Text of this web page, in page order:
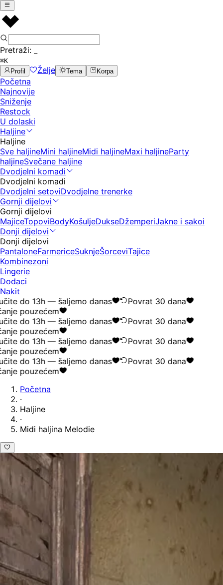
Pretraži:
⌘K
Profil
Želje Tema Korpa
Početna
Najnovije
Sniženje
Restock
U dolaski
Haljine
Haljine
Sve haljineMini haljineMidi haljineMaxi haljineParty
haljineSvečane haljine
Dvodjelni komadi
Dvodjelni komadi
Dvodjelni setoviDvodjelne trenerke
Gornji dijelovi
Gornji dijelovi
MajiceTopoviBodyKošuljeDukseDžemperiJakne i sakoi
Donji dijelovi
Donji dijelovi
PantaloneFarmericeSuknjeŠorceviTajice
Kombinezoni
Lingerie
Dodaci
Nakit
do 13h — šaljemo danas
Povrat 30 dana
pouzećem
do 13h — šaljemo danas
Povrat 30 dana
pouzećem
do 13h — šaljemo danas
Povrat 30 dana
pouzećem
do 13h — šaljemo danas
Povrat 30 dana
pouzećem
Početna
·
Haljine
·
Midi haljina Melodie